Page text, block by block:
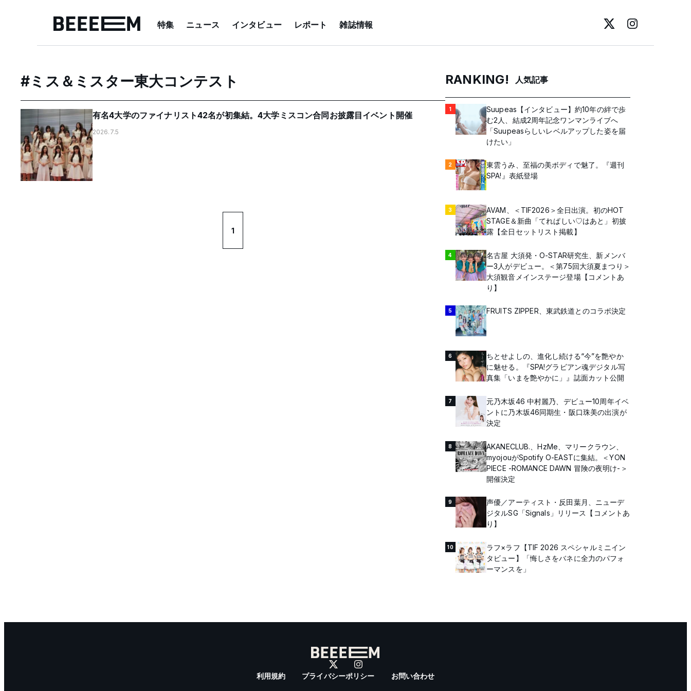
特集 ニュース インタビュー レポート 雑誌情報
#ミス＆ミスター東大コンテスト
有名4大学のファイナリスト42名が初集結。4大学ミスコン合同お披露目イベント開催
2026.7.5
1
RANKING! 人気記事
1
Suupeas【インタビュー】約10年の絆で歩
む2人、結成2周年記念ワンマンライブへ
「Suupeasらしいレベルアップした姿を届
けたい」
2
東雲うみ、至福の美ボディで魅了。『週刊
SPA!』表紙登場
3
AVAM、＜TIF2026＞全日出演。初のHOT
STAGE＆新曲「てれぱしい♡はあと」初披
露【全日セットリスト掲載】
4
名古屋 大須発・O-STAR研究生、新メンバ
ー3人がデビュー。＜第75回大須夏まつり＞
大須観音メインステージ登場【コメントあ
り】
5 FRUITS ZIPPER、東武鉄道とのコラボ決定
6
ちとせよしの、進化し続ける“今”を艶やか
に魅せる。『SPA!グラビアン魂デジタル写
真集「いまを艶やかに」』誌面カット公開
7
元乃木坂46 中村麗乃、デビュー10周年イベ
ントに乃木坂46同期生・阪口珠美の出演が
決定
8
AKANECLUB.、HzMe、マリークラウン、
myojouがSpotify O-EASTに集結。＜YON
PIECE -ROMANCE DAWN 冒険の夜明け-＞
開催決定
9
声優／アーティスト・反田葉月、ニューデ
ジタルSG「Signals」リリース【コメントあ
り】
10
ラフ×ラフ【TIF 2026 スペシャルミニイン
タビュー】「悔しさをバネに全力のパフォ
ーマンスを」
利用規約 プライバシーポリシー お問い合わせ